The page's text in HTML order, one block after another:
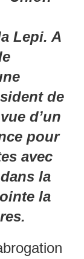
Lepi. A
de
d’un
pour
avec
la
la